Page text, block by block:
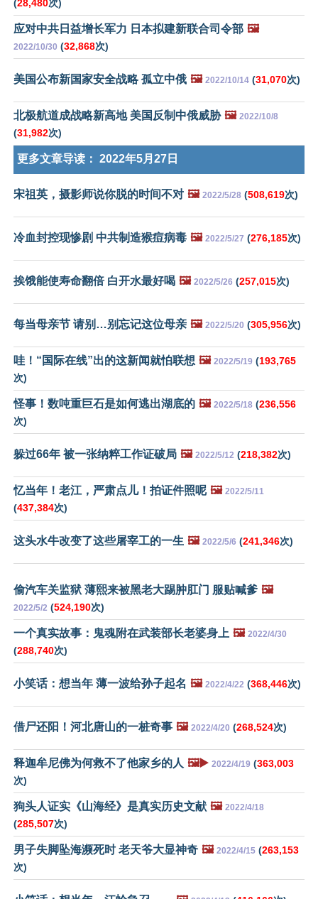
(28,480次)
应对中共日益增长军力 日本拟建新联合司令部 🖼️
2022/10/30 (32,868次)
美国公布新国家安全战略 孤立中俄 🖼️ 2022/10/14 (31,070次)
北极航道成战略新高地 美国反制中俄威胁 🖼️ 2022/10/8
(31,982次)
更多文章导读： 2022年5月27日
宋祖英，摄影师说你脱的时间不对 🖼️ 2022/5/28 (508,619次)
冷血封控现惨剧 中共制造猴痘病毒 🖼️ 2022/5/27 (276,185次)
挨饿能使寿命翻倍 白开水最好喝 🖼️ 2022/5/26 (257,015次)
每当母亲节 请别…别忘记这位母亲 🖼️ 2022/5/20 (305,956次)
哇！“国际在线”出的这新闻就怕联想 🖼️ 2022/5/19 (193,765
次)
怪事！数吨重巨石是如何逃出湖底的 🖼️ 2022/5/18 (236,556
次)
躲过66年 被一张纳粹工作证破局 🖼️ 2022/5/12 (218,382次)
忆当年！老江，严肃点儿！拍证件照呢 🖼️ 2022/5/11
(437,384次)
这头水牛改变了这些屠宰工的一生 🖼️ 2022/5/6 (241,346次)
偷汽车关监狱 薄熙来被黑老大踢肿肛门 服贴喊爹 🖼️
2022/5/2 (524,190次)
一个真实故事：鬼魂附在武装部长老婆身上 🖼️ 2022/4/30
(288,740次)
小笑话：想当年 薄一波给孙子起名 🖼️ 2022/4/22 (368,446次)
借尸还阳！河北唐山的一桩奇事 🖼️ 2022/4/20 (268,524次)
释迦牟尼佛为何救不了他家乡的人 🖼️▶️ 2022/4/19 (363,003
次)
狗头人证实《山海经》是真实历史文献 🖼️ 2022/4/18
(285,507次)
男子失脚坠海濒死时 老天爷大显神奇 🖼️ 2022/4/15 (263,153
次)